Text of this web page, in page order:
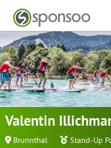
Valentin
Brunnthal Stand-Up